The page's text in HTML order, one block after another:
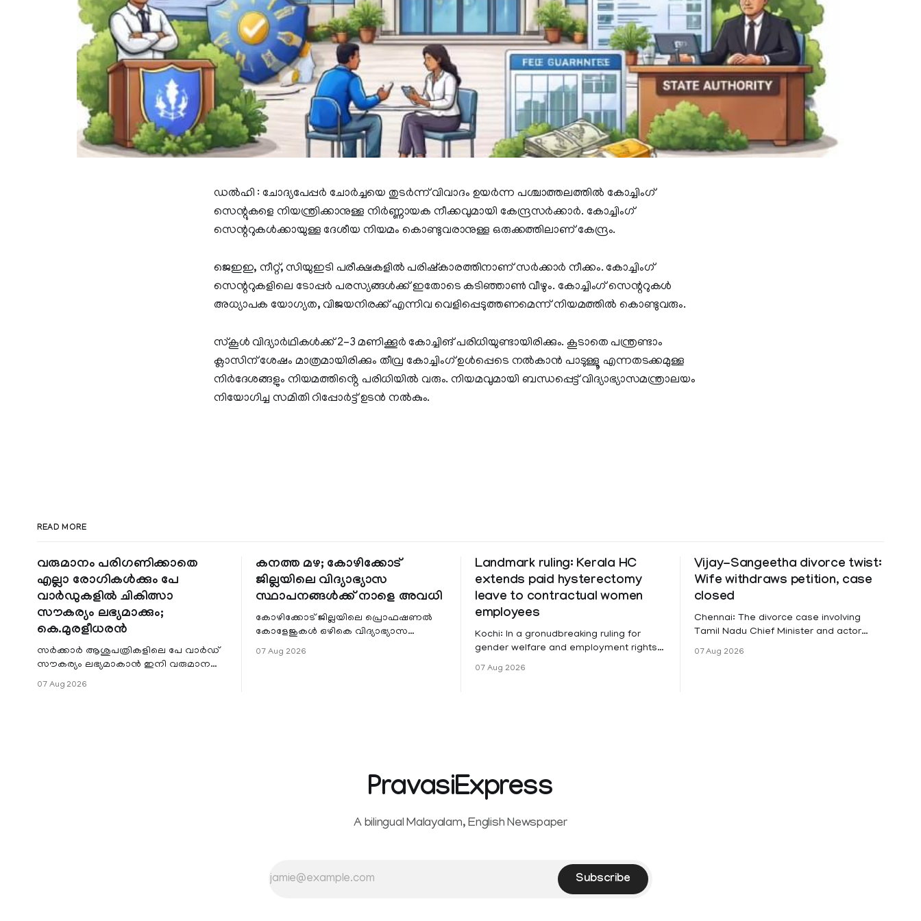
ഡൽഹി : ചോദ്യപേപ്പർ ചോർച്ചയെ തുടർന്ന് വിവാദം ഉയർന്ന പശ്ചാത്തലത്തിൽ കോച്ചിംഗ്
സെന്റുകളെ നിയന്ത്രിക്കാനുള്ള നിർണ്ണായക നീക്കവുമായി കേന്ദ്രസർക്കാർ. കോച്ചിം​ഗ്
സെന്ററുകൾക്കായുള്ള ദേശീയ നിയമം കൊണ്ടുവരാനുള്ള ഒരുക്കത്തിലാണ് കേന്ദ്രം.
ജെഇഇ, നീറ്റ്, സിയുഇടി പരീക്ഷകളിൽ പരിഷ്കാരത്തിനാണ് സർക്കാർ നീക്കം. കോച്ചിം​ഗ്
സെന്ററുകളിലെ ടോപ്പർ പരസ്യങ്ങൾക്ക് ഇതോടെ കടിഞ്ഞാൺ വീഴും. കോച്ചിം​ഗ് സെന്ററുകൾ
അധ്യാപക യോഗ്യത, വിജയനിരക്ക് എന്നിവ വെളിപ്പെടുത്തണമെന്ന് നിയമത്തിൽ കൊണ്ടുവരും.
സ്കൂൾ വിദ്യാർഥികൾക്ക് 2–3 മണിക്കൂർ കോച്ചിങ് പരിധിയുണ്ടായിരിക്കും. കൂടാതെ പന്ത്രണ്ടാം
ക്ലാസിന് ശേഷം മാത്രമായിരിക്കും തീവ്ര കോച്ചിംഗ് ഉൾപ്പെടെ നൽകാൻ പാടുള്ളൂ എന്നതടക്കമുള്ള
നിർദേശങ്ങളും നിയമത്തിൻ്റെ പരിധിയിൽ വരും. നിയമവുമായി ബന്ധപ്പെട്ട് വിദ്യാഭ്യാസമന്ത്രാലയം
നിയോഗിച്ച സമിതി റിപ്പോർട്ട് ഉടൻ നൽകും.
READ MORE
വരുമാനം പരിഗണിക്കാതെ
എല്ലാ രോഗികൾക്കും പേ
വാർഡുകളിൽ ചികിത്സാ
സൗകര്യം ലഭ്യമാക്കും;
കെ.മുരളീധരൻ
സർക്കാർ ആശുപത്രികളിലെ പേ വാർഡ്
സൗകര്യം ലഭ്യമാകാൻ ഇനി വരുമാന
വരുമാനം പരിഗണിക്കാതെ എല്ലാ
07 Aug 2026
കനത്ത മഴ; കോഴിക്കോട്
ജില്ലയിലെ വിദ്യാഭ്യാസ
സ്ഥാപനങ്ങൾക്ക് നാളെ അവധി
കോഴിക്കോട് ജില്ലയിലെ പ്രൊഫഷണൽ
കോളേജുകൾ ഒഴികെ വിദ്യാഭ്യാസ
ജില്ലയിലെ മലയോര- തീരദേശ
07 Aug 2026
Landmark ruling: Kerala HC
extends paid hysterectomy
leave to contractual women
employees
Kochi: In a gronudbreaking ruling for
gender welfare and employment rights,
female contractual staff employed in
07 Aug 2026
Vijay-Sangeetha divorce twist:
Wife withdraws petition, case
closed
Chennai: The divorce case involving
Tamil Nadu Chief Minister and actor
Sowrnalingam has taken a new turn
07 Aug 2026
PravasiExpress
A bilingual Malayalam, English Newspaper
Subscribe